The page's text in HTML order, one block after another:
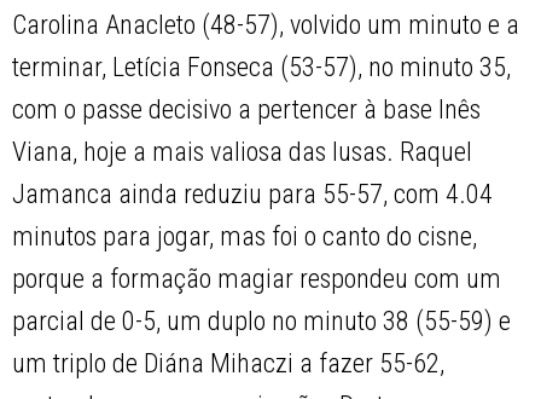
Carolina Anacleto (48-57), volvido um minuto e a
terminar, Letícia Fonseca (53-57), no minuto 35,
com o passe decisivo a pertencer à base Inês
Viana, hoje a mais valiosa das lusas. Raquel
Jamanca ainda reduziu para 55-57, com 4.04
minutos para jogar, mas foi o canto do cisne,
porque a formação magiar respondeu com um
parcial de 0-5, um duplo no minuto 38 (55-59) e
um triplo de Diána Mihaczi a fazer 55-62,